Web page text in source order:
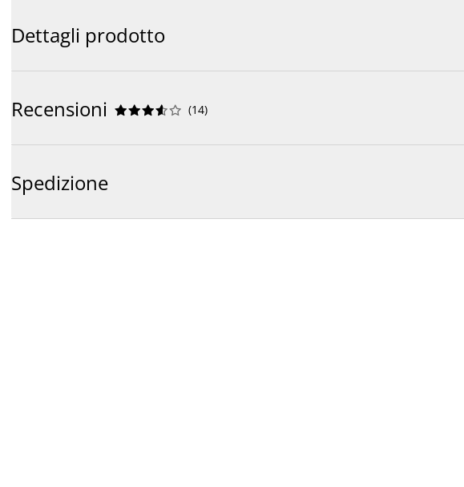
Dettagli prodotto
Recensioni 




 (14)
Spedizione